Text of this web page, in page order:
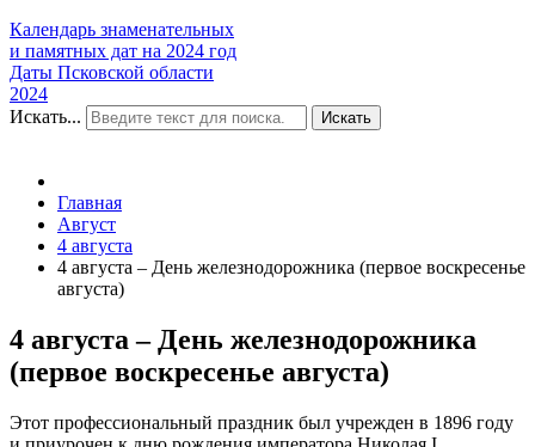
Календарь знаменательных
и памятных дат на 2024 год
Даты Псковской области
2024
Искать...
Искать
Главная
Август
4 августа
4 августа – День железнодорожника (первое воскресенье
августа)
4 августа – День железнодорожника
(первое воскресенье августа)
Этот профессиональный праздник был учрежден в 1896 году